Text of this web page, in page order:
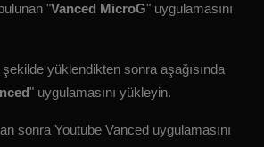
"Vanced MicroG" uygulamasını
yüklendikten sonra aşağısında
" uygulamasını yükleyin.
sonra Youtube Vanced uygulamasını